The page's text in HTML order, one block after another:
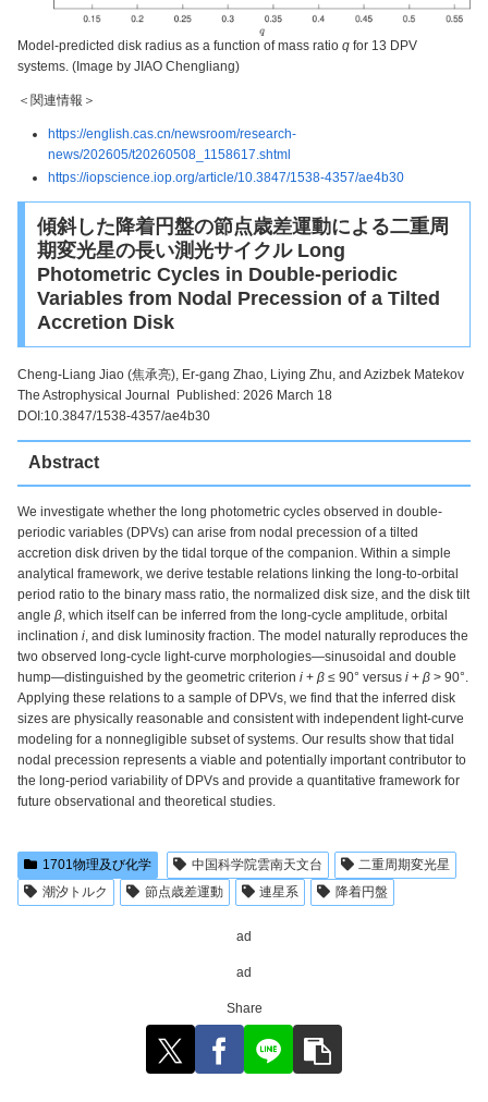
Model-predicted disk radius as a function of mass ratio q for 13 DPV
systems. (Image by JIAO Chengliang)
＜関連情報＞
https://english.cas.cn/newsroom/research-
news/202605/t20260508_1158617.shtml
https://iopscience.iop.org/article/10.3847/1538-4357/ae4b30
傾斜した降着円盤の節点歳差運動による二重周
期変光星の長い測光サイクル Long
Photometric Cycles in Double-periodic
Variables from Nodal Precession of a Tilted
Accretion Disk
Cheng-Liang Jiao (焦承亮), Er-gang Zhao, Liying Zhu, and Azizbek Matekov
The Astrophysical Journal Published: 2026 March 18
DOI:10.3847/1538-4357/ae4b30
Abstract
We investigate whether the long photometric cycles observed in double-
periodic variables (DPVs) can arise from nodal precession of a tilted
accretion disk driven by the tidal torque of the companion. Within a simple
analytical framework, we derive testable relations linking the long-to-orbital
period ratio to the binary mass ratio, the normalized disk size, and the disk tilt
angle β, which itself can be inferred from the long-cycle amplitude, orbital
inclination i, and disk luminosity fraction. The model naturally reproduces the
two observed long-cycle light-curve morphologies—sinusoidal and double
hump—distinguished by the geometric criterion i + β ≤ 90° versus i + β > 90°.
Applying these relations to a sample of DPVs, we find that the inferred disk
sizes are physically reasonable and consistent with independent light-curve
modeling for a nonnegligible subset of systems. Our results show that tidal
nodal precession represents a viable and potentially important contributor to
the long-period variability of DPVs and provide a quantitative framework for
future observational and theoretical studies.
1701物理及び化学 中国科学院雲南天文台
二重周期変光星
潮汐トルク
節点歳差運動 連星系 降着円盤
ad
ad
Share